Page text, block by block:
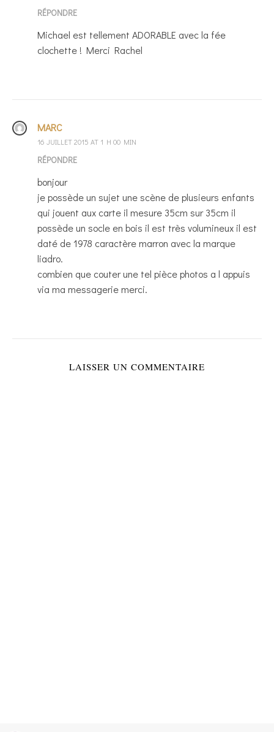
RÉPONDRE
Michael est tellement ADORABLE avec la fée
clochette ! Merci Rachel
MARC
16 JUILLET 2015 AT 1 H 00 MIN
RÉPONDRE
bonjour
je possède un sujet une scène de plusieurs enfants
qui jouent aux carte il mesure 35cm sur 35cm il
possède un socle en bois il est très volumineux il est
daté de 1978 caractère marron avec la marque
liadro.
combien que couter une tel pièce photos a l appuis
via ma messagerie merci.
LAISSER UN COMMENTAIRE